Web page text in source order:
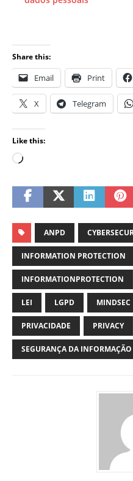
Share this:
Email Print
X Telegram
Like this:
ANPD
INFORMATION PROTECTION
INFORMATIONPROTECTION
LEI LGPD MINDSEC
PRIVACIDADE PRIVACY
SEGURANÇA DA INFORMAÇÃO